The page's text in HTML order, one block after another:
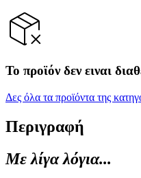
Το προϊόν δεν ειναι
Δες όλα τα προϊόντα της
Περιγραφή
Με λίγα λόγια...